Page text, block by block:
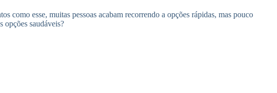
como esse, muitas pessoas acabam recorrendo a opções rápidas, mas pouco
opções saudáveis?